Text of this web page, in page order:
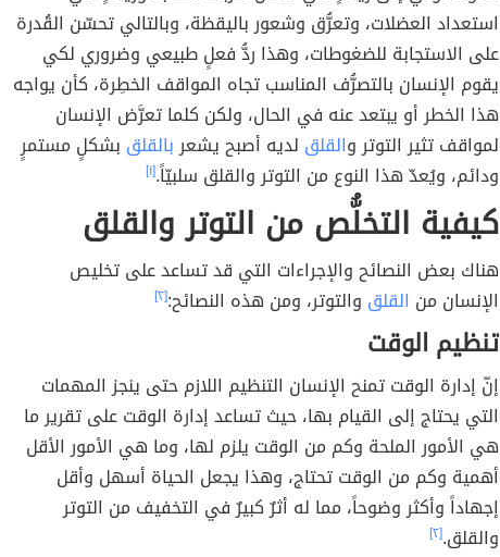
استعداد العضلات، وتعرُّق وشعور باليقظة، وبالتالي تحسّن القُدرة
على الاستجابة للضغوطات، وهذا ردُّ فعلٍ طبيعي وضروري لكي
يقوم الإنسان بالتصرُّف المناسب تجاه المواقف الخطِرة، كأن يواجه
هذا الخطر أو يبتعد عنه في الحال، ولكن كلما تعرَّض الإنسان
لمواقف تثير التوتر والقلق لديه أصبح يشعربالقلق بشكلٍ مستمرٍ
ودائم، ويُعدّ هذا النوع من التوتر والقلق سلبيّاً.[١]
كيفية التخلُّص من التوتر والقلق
هناك بعض النصائح والإجراءات التي قد تساعد على تخليص
الإنسان من القلق والتوتر، ومن هذه النصائح:[٢]
تنظيم الوقت
إنّ إدارة الوقت تمنح الإنسان التنظيم اللازم حتى ينجز المهمات
التي يحتاج إلى القيام بها، حيث تساعد إدارة الوقت على تقرير ما
هي الأمور الملحة وكم من الوقت يلزم لها، وما هي الأمور الأقل
أهمية وكم من الوقت تحتاج، وهذا يجعل الحياة أسهل وأقل
إجهاداً وأكثر وضوحاً، مما له أثرٌ كبيرٌ في التخفيف من التوتر
والقلق.[٢]